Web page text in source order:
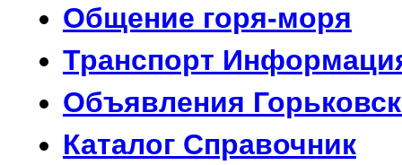
Общение горя-моря
Транспорт
Объявления
Каталог Справочник